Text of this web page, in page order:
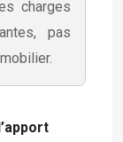
charges
pas